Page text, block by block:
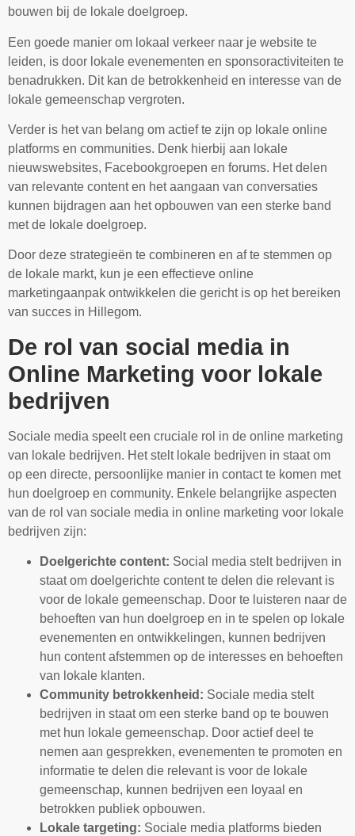
bouwen bij de lokale doelgroep.
Een goede manier om lokaal verkeer naar je website te
leiden, is door lokale evenementen en sponsoractiviteiten te
benadrukken. Dit kan de betrokkenheid en interesse van de
lokale gemeenschap vergroten.
Verder is het van belang om actief te zijn op lokale online
platforms en communities. Denk hierbij aan lokale
nieuwswebsites, Facebookgroepen en forums. Het delen
van relevante content en het aangaan van conversaties
kunnen bijdragen aan het opbouwen van een sterke band
met de lokale doelgroep.
Door deze strategieën te combineren en af te stemmen op
de lokale markt, kun je een effectieve online
marketingaanpak ontwikkelen die gericht is op het bereiken
van succes in Hillegom.
De rol van social media in
Online Marketing voor lokale
bedrijven
Sociale media speelt een cruciale rol in de online marketing
van lokale bedrijven. Het stelt lokale bedrijven in staat om
op een directe, persoonlijke manier in contact te komen met
hun doelgroep en community. Enkele belangrijke aspecten
van de rol van sociale media in online marketing voor lokale
bedrijven zijn:
Doelgerichte content: Social media stelt bedrijven in
staat om doelgerichte content te delen die relevant is
voor de lokale gemeenschap. Door te luisteren naar de
behoeften van hun doelgroep en in te spelen op lokale
evenementen en ontwikkelingen, kunnen bedrijven
hun content afstemmen op de interesses en behoeften
van lokale klanten.
Community betrokkenheid: Sociale media stelt
bedrijven in staat om een sterke band op te bouwen
met hun lokale gemeenschap. Door actief deel te
nemen aan gesprekken, evenementen te promoten en
informatie te delen die relevant is voor de lokale
gemeenschap, kunnen bedrijven een loyaal en
betrokken publiek opbouwen.
Lokale targeting: Sociale media platforms bieden